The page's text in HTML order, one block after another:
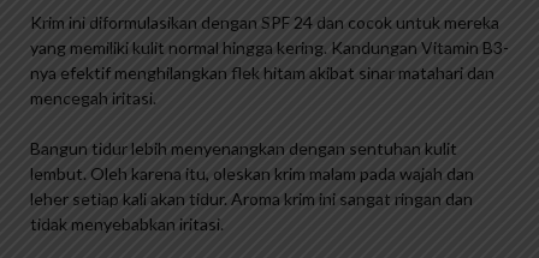
Krim ini diformulasikan dengan SPF 24 dan cocok untuk mereka
yang memiliki kulit normal hingga kering. Kandungan Vitamin B3-
nya efektif menghilangkan flek hitam akibat sinar matahari dan
mencegah iritasi.
Bangun tidur lebih menyenangkan dengan sentuhan kulit
lembut. Oleh karena itu, oleskan krim malam pada wajah dan
leher setiap kali akan tidur. Aroma krim ini sangat ringan dan
tidak menyebabkan iritasi.